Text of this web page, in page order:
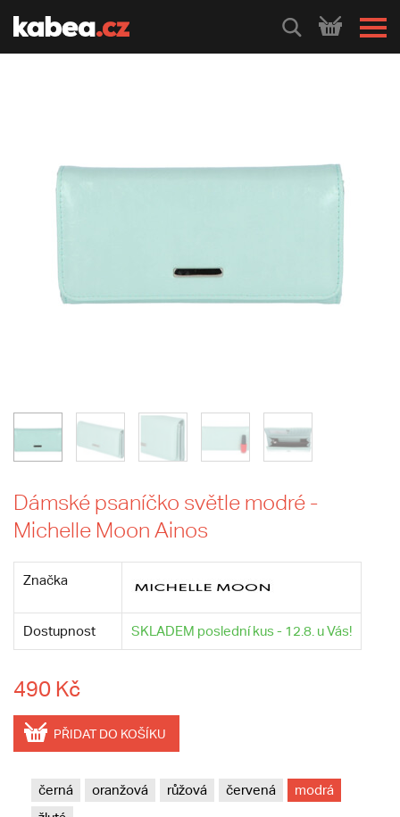
HLEDEJ
Dámské psaníčko světle modré -
Michelle Moon Ainos
Značka
Dostupnost SKLADEM poslední kus - 12.8. u Vás!
490 Kč
PŘIDAT DO KOŠÍKU
černá oranžová růžová červená
modrá